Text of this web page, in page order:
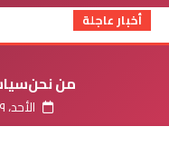
أخبار عاجلة
من نحن
الأحد، ٩ أغسطس ٢٠٢٦ ١٠:٣١ ص